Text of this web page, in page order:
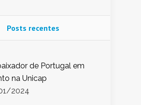
Posts recentes
de Portugal em
na Unicap
2024